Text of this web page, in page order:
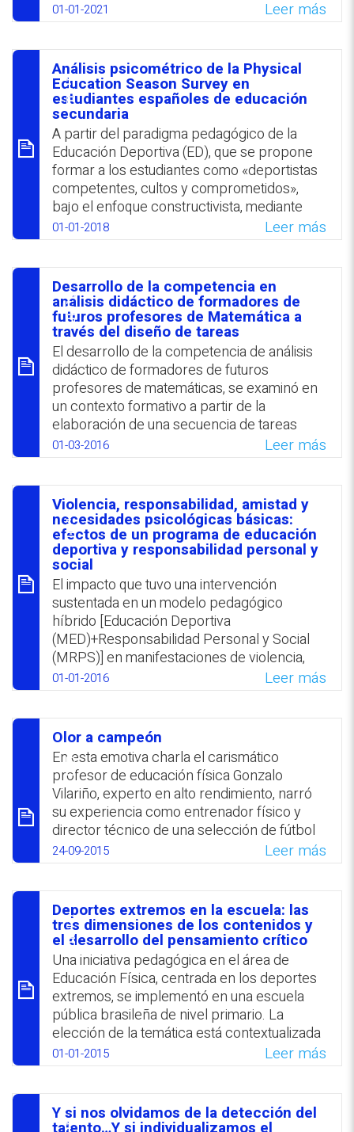
ambiental y para la salud a una edad
temprana, se delinearon el proyecto
colaborativo Ecoescuelas y el Proyecto
Actividad Física y Salud(PEAFS). Entre los
principales resultados se observó la
incrementación de la motivación estudiantil
para participar en actividades que
promueven la salud y del equipo docente en
lo que respecta al trabajo colaborativo. Por
otro lado, se señaló que aún no se realizó
una valoración sistemática del impacto del
proyecto.
WhatsApp
Facebook
Twitter
Email
01-01-2021 Leer más
סיכום
Análisis psicométrico de la Physical
Education Season Survey en
‎estudiantes españoles de educación
secundaria
A partir del paradigma pedagógico de la
Educación Deportiva (ED), que se ‎propone
formar a los estudiantes como «deportistas
competentes, cultos y ‎comprometidos»,
bajo el enfoque constructivista, mediante
una enseñanza ‎centrada en el alumno y en
la práctica, se examinó un instrumento
destinado a ‎valorar las características
estructurales del modelo. Los hallazgos
reflejaron que ‎la ED predijo positivamente la
competencia, el juego limpio y el
compromiso ‎deportivo.‎
WhatsApp
Facebook
Twitter
Email
01-01-2018 Leer más
סיכום
Desarrollo de la competencia en
análisis didáctico de formadores de
futuros profesores de Matemática a
través del diseño de tareas
El desarrollo de la competencia de análisis
didáctico de formadores de futuros
profesores de matemáticas, se examinó en
un contexto formativo a partir de la
elaboración de una secuencia de tareas
profesionales. Se comprobó que los
participantes mejoraron la mencionada
competencia a partir de la experiencia
delineada y que es posible evaluar
competencias profesionales durante la
etapa formativa. Se destaca como elemento
innovador la utilización directa de criterios
de idoneidad en el proceso de planificación
de tareas.
WhatsApp
Facebook
Twitter
Email
01-03-2016 Leer más
סיכום
Violencia, responsabilidad, amistad y
necesidades psicológicas básicas:
efectos de un programa de educación
deportiva y responsabilidad personal y
social
El impacto que tuvo una intervención
sustentada en un modelo pedagógico
híbrido [Educación Deportiva
(MED)+Responsabilidad Personal y Social
(MRPS)] en manifestaciones de violencia,
responsabilidad, metas de amistad y
necesidades psicológicas básicas de
estudiantes españoles se exploró en
comparación con la experiencia de sus
pares que participaron en un programa
tradicional. Se afirma que el estudio
evidenció que las expresiones de las
variables estudiadas mejoraron más
significativamente que en el grupo
experimental.
WhatsApp
Facebook
Twitter
Email
01-01-2016 Leer más
סיכום
Olor a campeón
En esta emotiva charla el carismático
profesor de educación física Gonzalo
Vilariño, experto en alto rendimiento, narró
su experiencia como entrenador físico y
director técnico de una selección de fútbol
argentina de jugadores ciegos que alcanzó
dos veces el título de campeona mundial, y
reflexionó acerca del lugar de la relación
entre las personas discapacitadas y la
sociedad general. En primer lugar destacó
su propio aprendizaje de sus entrenados y
de sus colegas; la búsqueda de
herramientas adecuadas y
fundamentalmente, la necesidad de cambiar
algunas reglas del juego, entre ellas la que
sostenía que personas con discapacidad no
pueden jugar al fútbol.
WhatsApp
Facebook
Twitter
Email
24-09-2015 Leer más
סיכום
Deportes extremos en la escuela: las
tres dimensiones de los contenidos y
el desarrollo del pensamiento crítico
Una iniciativa pedagógica en el área de
Educación Física, centrada en los deportes
extremos, se implementó en una escuela
pública brasileña de nivel primario. La
elección de la temática está contextualizada
en la tendencia actual que adopta el
profesorado para aproximarse a los
entornos de interés de sus alumnos. Los
dibujos de los discentes y sus diálogos con
sus docentes reflejaron que los alumnos se
01-01-2015 Leer más
Y si nos olvidamos de la detección del